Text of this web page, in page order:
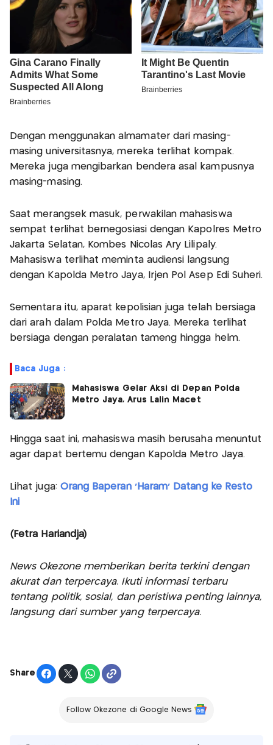
Dengan menggunakan almamater dari masing-
masing universitasnya, mereka terlihat kompak.
Mereka juga mengibarkan bendera asal kampusnya
masing-masing.
Saat merangsek masuk, perwakilan mahasiswa
sempat terlihat bernegosiasi dengan Kapolres Metro
Jakarta Selatan, Kombes Nicolas Ary Lilipaly.
Mahasiswa terlihat meminta audiensi langsung
dengan Kapolda Metro Jaya, Irjen Pol Asep Edi Suheri.
Sementara itu, aparat kepolisian juga telah bersiaga
dari arah dalam Polda Metro Jaya. Mereka terlihat
bersiaga dengan peralatan tameng hingga helm.
Baca Juga :
Mahasiswa Gelar Aksi di Depan Polda
Metro Jaya, Arus Lalin Macet
Hingga saat ini, mahasiswa masih berusaha menuntut
agar dapat bertemu dengan Kapolda Metro Jaya.
Lihat juga: Orang Baperan 'Haram' Datang ke Resto
Ini
(Fetra Hariandja)
News Okezone memberikan berita terkini dengan
akurat dan terpercaya. Ikuti informasi terbaru
tentang politik, sosial, dan peristiwa penting lainnya,
langsung dari sumber yang terpercaya.
Share
Follow Okezone di Google News